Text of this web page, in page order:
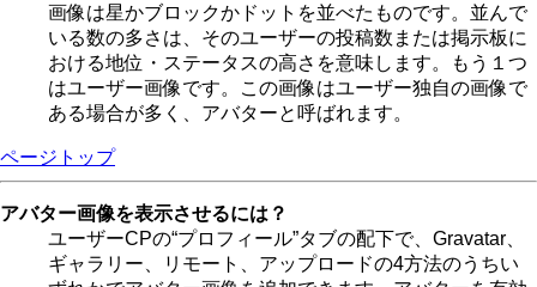
画像は星かブロックかドットを並べたものです。並んで
いる数の多さは、そのユーザーの投稿数または掲示板に
おける地位・ステータスの高さを意味します。もう１つ
はユーザー画像です。この画像はユーザー独自の画像で
ある場合が多く、アバターと呼ばれます。
ページトップ
アバター画像を表示させるには？
ユーザーCPの“プロフィール”タブの配下で、Gravatar、
ギャラリー、リモート、アップロードの4方法のうちい